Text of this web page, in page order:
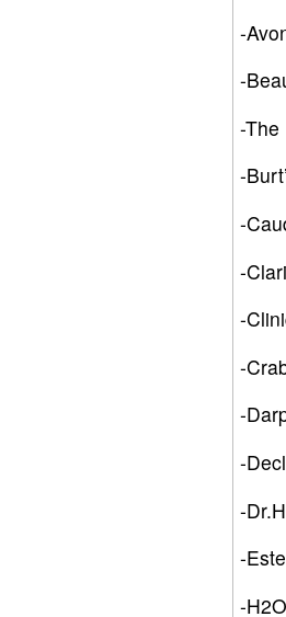
-
-
-The
-
-
-
-
-
-
-
-
-
-